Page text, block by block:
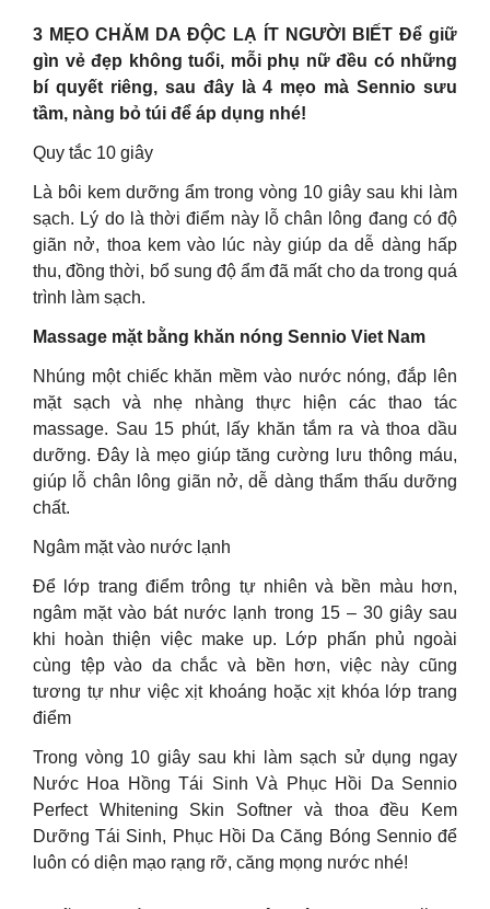
3 MẸO CHĂM DA ĐỘC LẠ ÍT NGƯỜI BIẾT Để giữ
gìn vẻ đẹp không tuổi, mỗi phụ nữ đều có những
bí quyết riêng, sau đây là 4 mẹo mà Sennio sưu
tầm, nàng bỏ túi để áp dụng nhé!
Quy tắc 10 giây
Là bôi kem dưỡng ẩm trong vòng 10 giây sau khi làm
sạch. Lý do là thời điểm này lỗ chân lông đang có độ
giãn nở, thoa kem vào lúc này giúp da dễ dàng hấp
thu, đồng thời, bổ sung độ ẩm đã mất cho da trong quá
trình làm sạch.
Massage mặt bằng khăn nóng Sennio Viet Nam
Nhúng một chiếc khăn mềm vào nước nóng, đắp lên
mặt sạch và nhẹ nhàng thực hiện các thao tác
massage. Sau 15 phút, lấy khăn tắm ra và thoa dầu
dưỡng. Đây là mẹo giúp tăng cường lưu thông máu,
giúp lỗ chân lông giãn nở, dễ dàng thẩm thấu dưỡng
chất.
Ngâm mặt vào nước lạnh
Để lớp trang điểm trông tự nhiên và bền màu hơn,
ngâm mặt vào bát nước lạnh trong 15 – 30 giây sau
khi hoàn thiện việc make up. Lớp phấn phủ ngoài
cùng tệp vào da chắc và bền hơn, việc này cũng
tương tự như việc xịt khoáng hoặc xịt khóa lớp trang
điểm
Trong vòng 10 giây sau khi làm sạch sử dụng ngay
Nước Hoa Hồng Tái Sinh Và Phục Hồi Da Sennio
Perfect Whitening Skin Softner và thoa đều Kem
Dưỡng Tái Sinh, Phục Hồi Da Căng Bóng Sennio để
luôn có diện mạo rạng rỡ, căng mọng nước nhé!